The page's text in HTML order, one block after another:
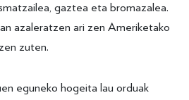
gaztea eta bromazalea.
azaleratzen ari zen Ameriketako
zuten.
eguneko hogeita lau orduak